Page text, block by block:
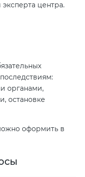
центра.
органами,
остановке
оформить в